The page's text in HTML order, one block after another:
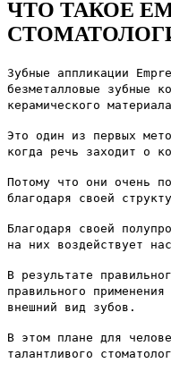
ЧТО ТАКОЕ
Зубные аппликации
безметалловые зубные
керамического
Это один из первых
когда речь заходит о
Потому что они очень
благодаря своей
Благодаря своей
на них воздействует
В результате
правильного
внешний вид зубов.
В этом плане для
талантливого